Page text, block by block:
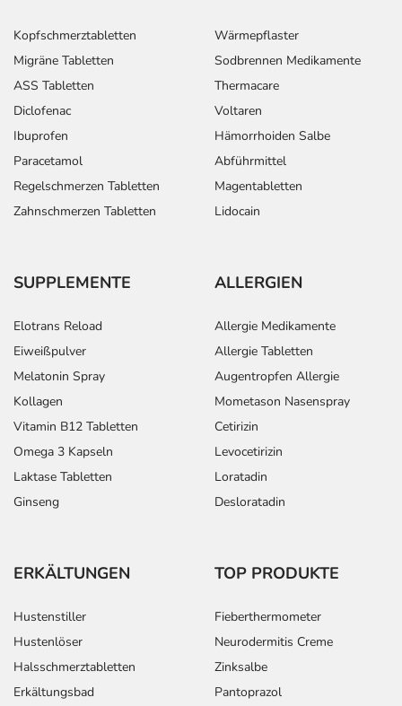
Kopfschmerztabletten
Migräne Tabletten
ASS Tabletten
Diclofenac
Ibuprofen
Paracetamol
Regelschmerzen Tabletten
Zahnschmerzen Tabletten
Wärmepflaster
Sodbrennen Medikamente
Thermacare
Voltaren
Hämorrhoiden Salbe
Abführmittel
Magentabletten
Lidocain
SUPPLEMENTE
Elotrans Reload
Eiweißpulver
Melatonin Spray
Kollagen
Vitamin B12 Tabletten
Omega 3 Kapseln
Laktase Tabletten
Ginseng
ALLERGIEN
Allergie Medikamente
Allergie Tabletten
Augentropfen Allergie
Mometason Nasenspray
Cetirizin
Levocetirizin
Loratadin
Desloratadin
ERKÄLTUNGEN
Hustenstiller
Hustenlöser
Halsschmerztabletten
Erkältungsbad
TOP PRODUKTE
Fieberthermometer
Neurodermitis Creme
Zinksalbe
Pantoprazol